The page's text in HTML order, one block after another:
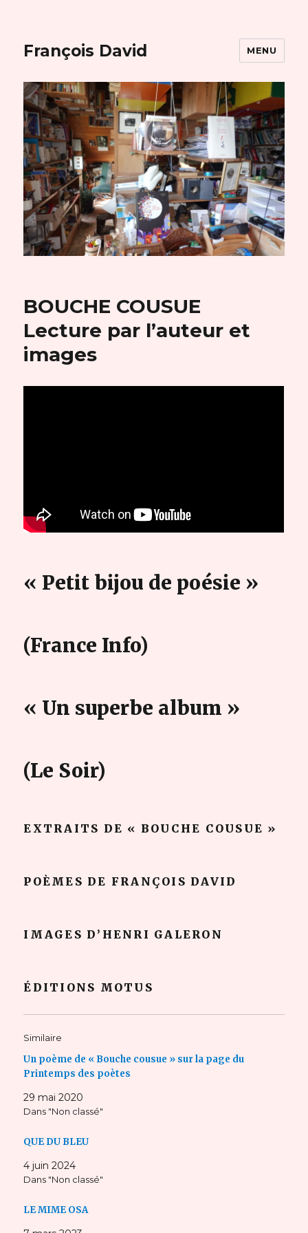
François David MENU
BOUCHE COUSUE
Lecture par l’auteur et
images
« Petit bijou de poésie »
(France Info)
« Un superbe album »
(Le Soir)
EXTRAITS DE « BOUCHE COUSUE »
POÈMES DE FRANÇOIS DAVID
IMAGES D’HENRI GALERON
ÉDITIONS MOTUS
Similaire
Un poème de « Bouche cousue » sur la page du
Printemps des poètes
29 mai 2020
Dans "Non classé"
QUE DU BLEU
4 juin 2024
Dans "Non classé"
LE MIME OSA